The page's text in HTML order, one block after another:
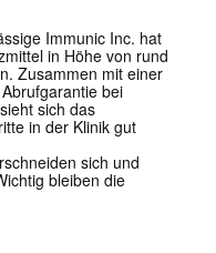
Immunic Inc. hat
in Höhe von rund
Zusammen mit einer
bei
sich das
in der Klinik gut
sich und
bleiben die